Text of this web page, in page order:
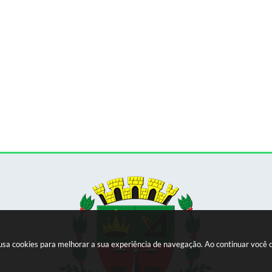
cookies para melhorar a sua experiência de navegação. Ao continuar você